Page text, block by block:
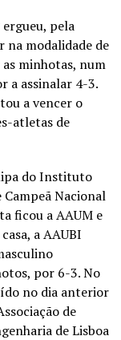
pela
modalidade de
minhotas, num
a assinalar 4-3.
a vencer o
atletas de
do Instituto
Nacional
ficou a AAUM e
a AAUBI
por 6-3. No
no dia anterior
de
de Lisboa